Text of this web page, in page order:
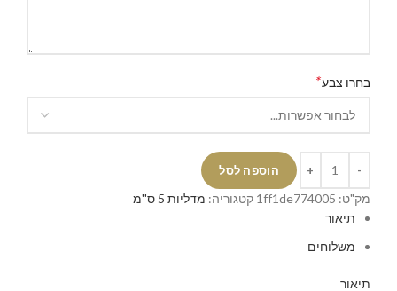
בחרו צבע*
הוספה לסל
מק"ט: 1ff1de774005 קטגוריה: מדליות 5 ס''מ
תיאור
משלוחים
תיאור